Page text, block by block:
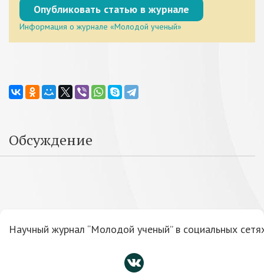
Опубликовать статью в журнале
Информация о журнале «Молодой ученый»
Обсуждение
Научный журнал “Молодой ученый” в социальных